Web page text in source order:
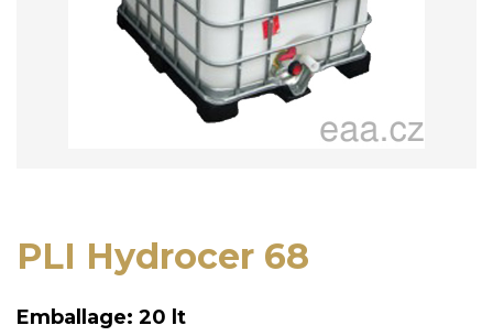
PLI Hydrocer 68
Emballage: 20 lt